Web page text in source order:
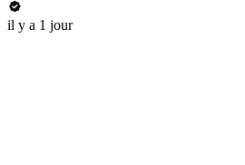
il y a 1 jour